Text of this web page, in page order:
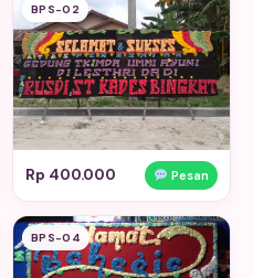
BPS-02
Rp 400.000 Pesan
BPS-04